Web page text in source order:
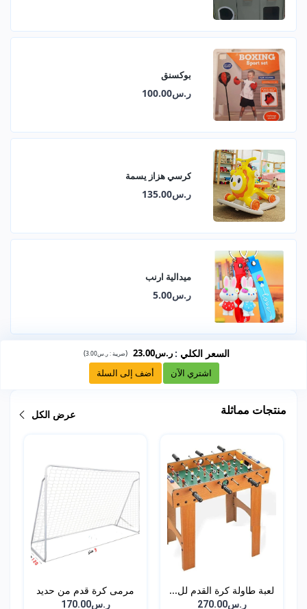
بوكسنق
ر.س100.00
كرسي هزاز يسمة
ر.س135.00
ميدالية ارنب
ر.س5.00
السعر الكلي : ر.س23.00 (ضريبة :ر.س3.00 )
اشتري الآن أضف إلى السلة
منتجات مماثلة عرض الكل
لعبة طاولة كرة القدم لل...
ر.س270.00
مرمى كرة قدم من حديد
مع...ر.س170.00